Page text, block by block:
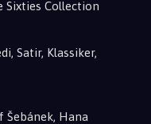
Sixties Collection
Satir, Klassiker,
Šebánek, Hana